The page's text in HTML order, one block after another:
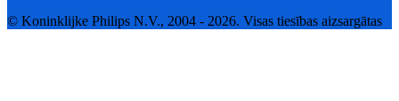
© Koninklijke Philips N.V., 2004 - 2026. Visas tiesības aizsargātas